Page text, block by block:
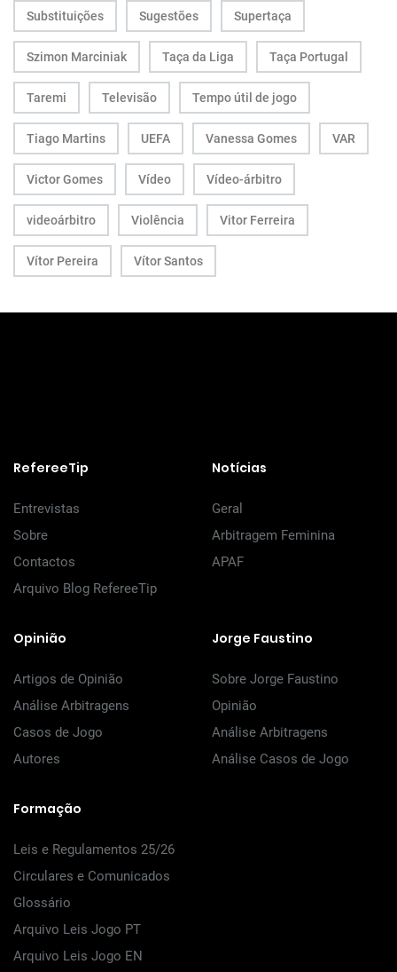
Substituições Sugestões Supertaça
Szimon Marciniak Taça da Liga Taça Portugal
Taremi Televisão Tempo útil de jogo
Tiago Martins UEFA Vanessa Gomes VAR
Victor Gomes Vídeo Vídeo-árbitro
videoárbitro Violência Vitor Ferreira
Vítor Pereira Vítor Santos
RefereeTip
Entrevistas
Sobre
Contactos
Arquivo Blog RefereeTip
Notícias
Geral
Arbitragem Feminina
APAF
Opinião
Artigos de Opinião
Análise Arbitragens
Casos de Jogo
Autores
Jorge Faustino
Sobre Jorge Faustino
Opinião
Análise Arbitragens
Análise Casos de Jogo
Formação
Leis e Regulamentos 25/26
Circulares e Comunicados
Glossário
Arquivo Leis Jogo PT
Arquivo Leis Jogo EN